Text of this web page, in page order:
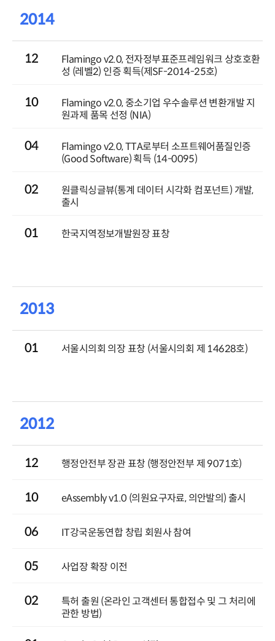
2014
12
Flamingo v2.0, 전자정부표준프레임워크 상호호환
성 (레벨2) 인증 획득(제SF-2014-25호)
10
Flamingo v2.0, 중소기업 우수솔루션 변환개발 지
원과제 품목 선정 (NIA)
04
Flamingo v2.0, TTA로부터 소프트웨어품질인증
(Good Software) 획득 (14-0095)
02
원클릭싱글뷰(통계 데이터 시각화 컴포넌트) 개발,
출시
01 한국지역정보개발원장 표창
2013
01 서울시의회 의장 표창 (서울시의회 제 14628호)
2012
12 행정안전부 장관 표창 (행정안전부 제 9071호)
10 eAssembly v1.0 (의원요구자료, 의안발의) 출시
06 IT강국운동연합 창립 회원사 참여
05 사업장 확장 이전
02
특허 출원 (온라인 고객센터 통합접수 및 그 처리에
관한 방법)